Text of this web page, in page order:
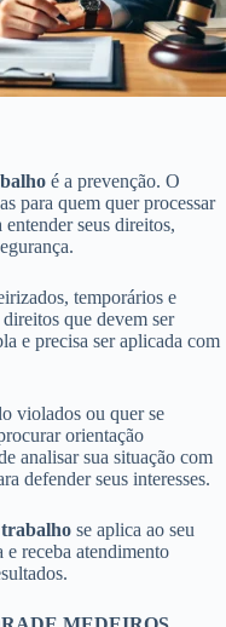
é a prevenção. O
para quem quer processar
entender seus direitos,
temporários e
que devem ser
e precisa ser aplicada com
violados ou quer se
orientação
analisar sua situação com
defender seus interesses.
se aplica ao seu
e receba atendimento